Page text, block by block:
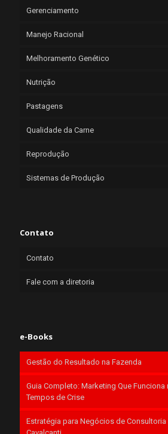
Gerenciamento
Manejo Racional
Melhoramento Genético
Nutrição
Pastagens
Qualidade da Carne
Reprodução
Sistemas de Produção
Contato
Contato
Fale com a diretoria
e-Books
Gestão do Resultado na Fazenda
Guia Completo: Marketing Que Funciona
Tempos de Crise
Estratégia para Negócios de